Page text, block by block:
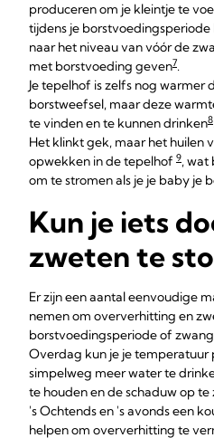
produceren om je kleintje te
tijdens je
naar het niveau van vóór de
met borstvoeding geven7.
Je tepelhof is zelfs nog warmer
borstweefsel, maar deze
te vinden en te kunnen drinken8
Het klinkt gek, maar het huilen
opwekken in de tepelhof 9, wat
om te stromen als je je baby je
Kun je iets
zweten te
Er zijn een aantal eenvoudige
nemen om oververhitting en
borstvoedingsperiode of
Overdag kun je je temperatuur
simpelweg meer water te
te houden en de schaduw op te
's Ochtends en 's avonds een
helpen om oververhitting te